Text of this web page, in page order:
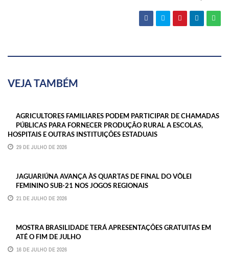
VEJA TAMBÉM
AGRICULTORES FAMILIARES PODEM PARTICIPAR DE CHAMADAS
PÚBLICAS PARA FORNECER PRODUÇÃO RURAL A ESCOLAS,
HOSPITAIS E OUTRAS INSTITUIÇÕES ESTADUAIS
29 DE JULHO DE 2026
JAGUARIÚNA AVANÇA ÀS QUARTAS DE FINAL DO VÔLEI
FEMININO SUB-21 NOS JOGOS REGIONAIS
21 DE JULHO DE 2026
MOSTRA BRASILIDADE TERÁ APRESENTAÇÕES GRATUITAS EM
ATÉ O FIM DE JULHO
16 DE JULHO DE 2026